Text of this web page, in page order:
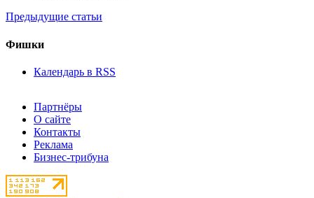
Предыдущие статьи
Фишки
Календарь в RSS
Партнёры
О сайте
Контакты
Реклама
Бизнес-трибуна